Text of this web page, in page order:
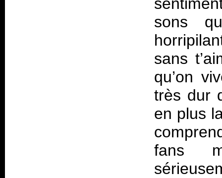
sons
sans
qu’on
très dur
en plus
fans